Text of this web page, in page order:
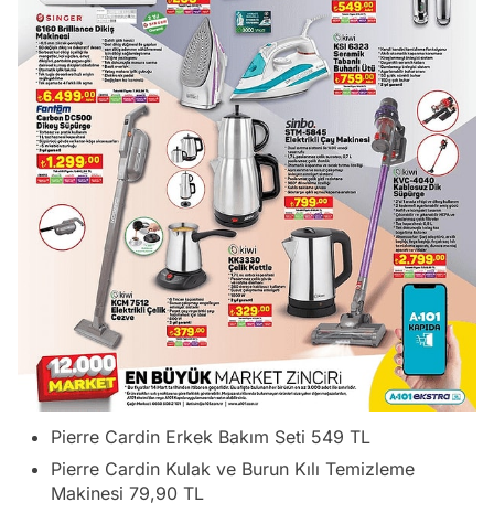
Pierre Cardin Erkek Bakım Seti 549 TL
Pierre Cardin Kulak ve Burun Kılı Temizleme
Makinesi 79,90 TL